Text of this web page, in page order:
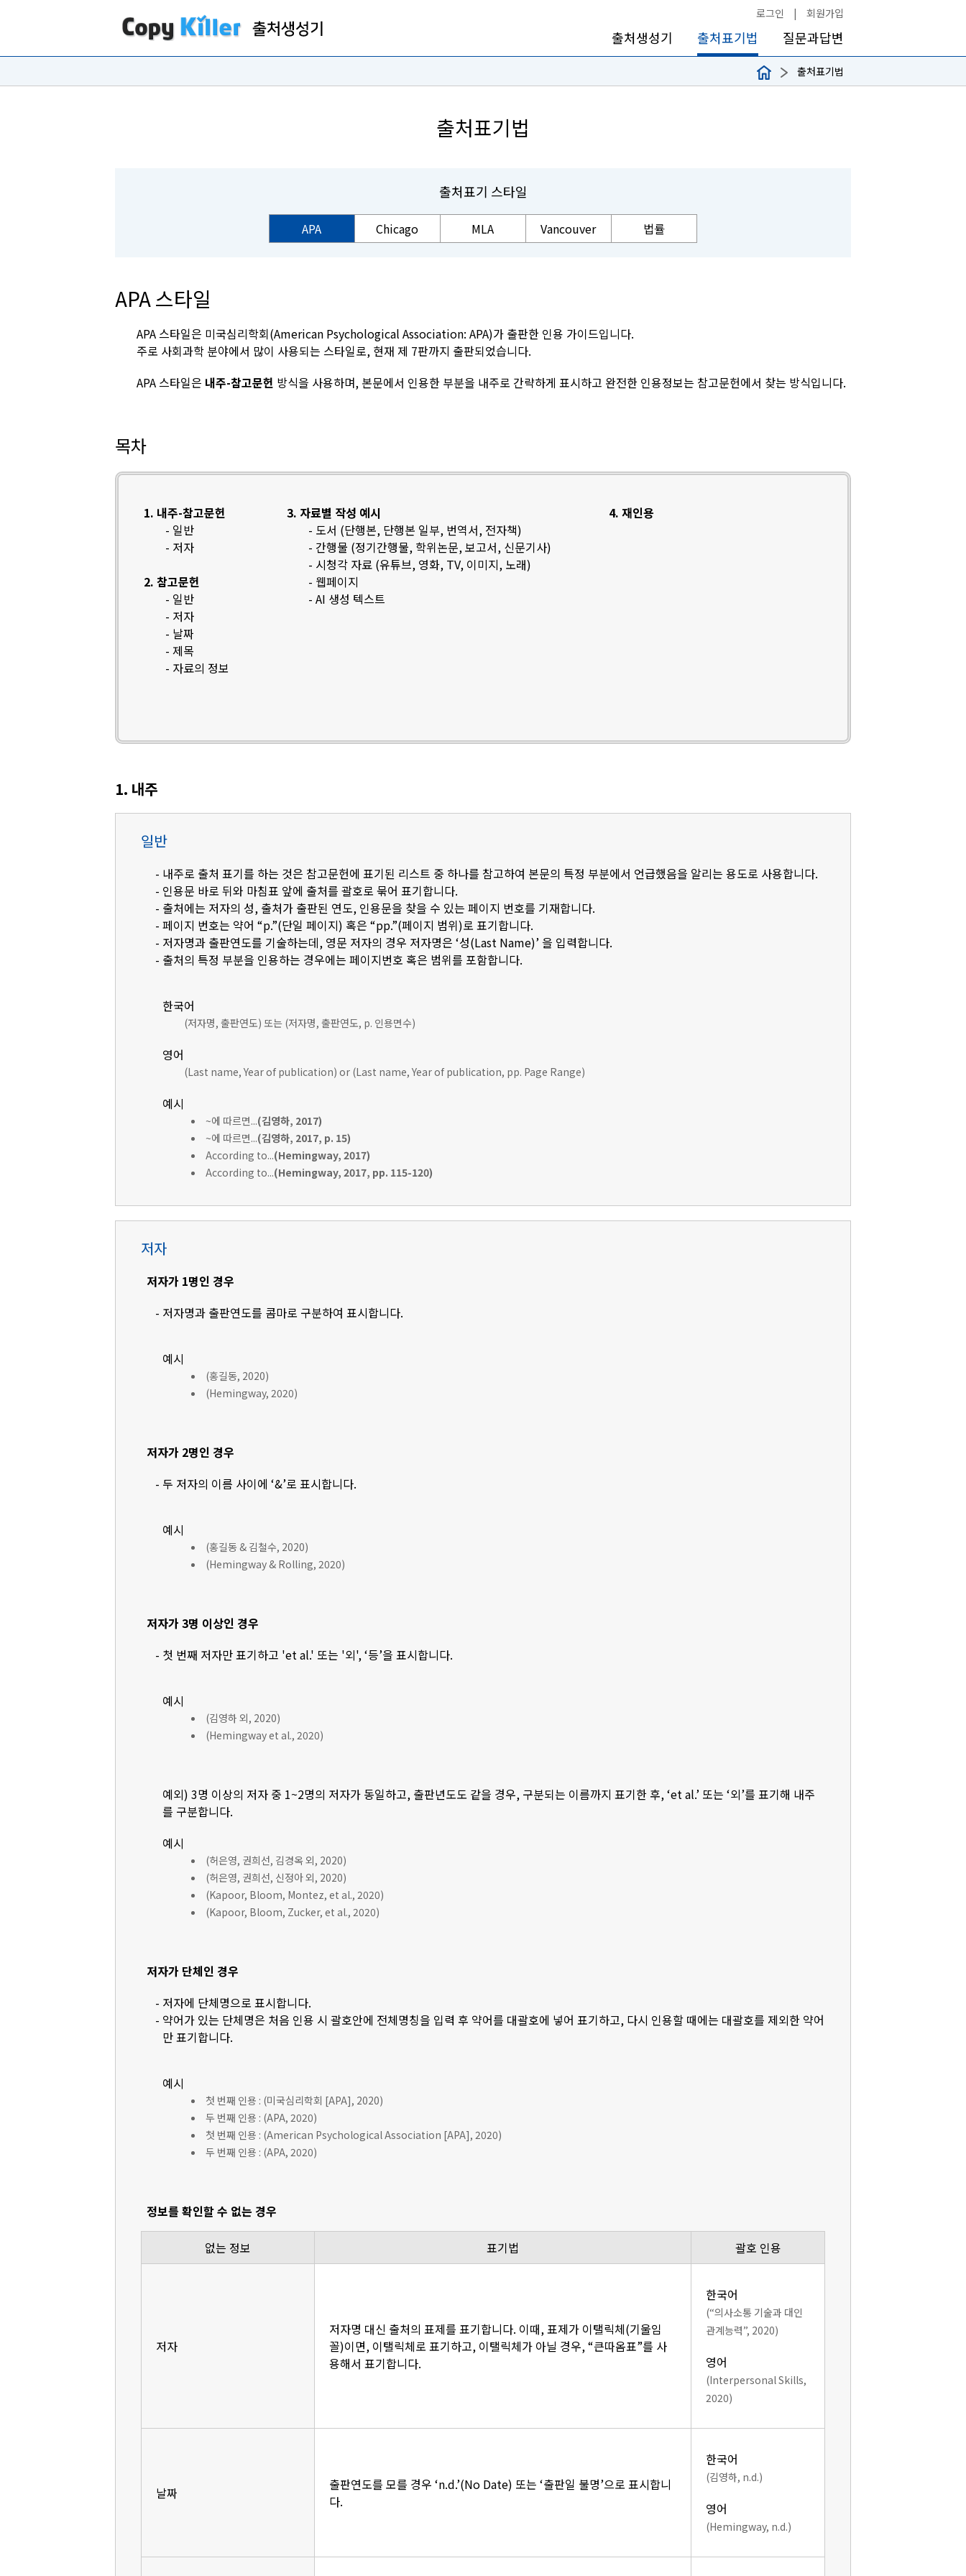
로그인 | 회원가입
출처생성기 출처표기법 질문과답변
출처표기법
출처표기법
출처표기 스타일
APA Chicago MLA Vancouver 법률
APA 스타일
APA 스타일은 미국심리학회(American Psychological Association: APA)가 출판한 인용 가이드입니다.
주로 사회과학 분야에서 많이 사용되는 스타일로, 현재 제 7판까지 출판되었습니다.
APA 스타일은 내주-참고문헌 방식을 사용하며, 본문에서 인용한 부분을 내주로 간략하게 표시하고 완전한 인용정보는 참고문헌에서 찾는 방식입니다.
목차
1. 내주-참고문헌
- 일반
- 저자
2. 참고문헌
- 일반
- 저자
- 날짜
- 제목
- 자료의 정보
3. 자료별 작성 예시
- 도서 (단행본, 단행본 일부, 번역서, 전자책)
- 간행물 (정기간행물, 학위논문, 보고서, 신문기사)
- 시청각 자료 (유튜브, 영화, TV, 이미지, 노래)
- 웹페이지
- AI 생성 텍스트
4. 재인용
1. 내주
일반
- 내주로 출처 표기를 하는 것은 참고문헌에 표기된 리스트 중 하나를 참고하여 본문의 특정 부분에서 언급했음을 알리는 용도로 사용합니다.
- 인용문 바로 뒤와 마침표 앞에 출처를 괄호로 묶어 표기합니다.
- 출처에는 저자의 성, 출처가 출판된 연도, 인용문을 찾을 수 있는 페이지 번호를 기재합니다.
- 페이지 번호는 약어 “p.”(단일 페이지) 혹은 “pp.”(페이지 범위)로 표기합니다.
- 저자명과 출판연도를 기술하는데, 영문 저자의 경우 저자명은 ‘성(Last Name)’ 을 입력합니다.
- 출처의 특정 부분을 인용하는 경우에는 페이지번호 혹은 범위를 포함합니다.
한국어
(저자명, 출판연도) 또는 (저자명, 출판연도, p. 인용면수)
영어
(Last name, Year of publication) or (Last name, Year of publication, pp. Page Range)
예시
~에 따르면...(김영하, 2017)
~에 따르면...(김영하, 2017, p. 15)
According to...(Hemingway, 2017)
According to...(Hemingway, 2017, pp. 115-120)
저자
저자가 1명인 경우
- 저자명과 출판연도를 콤마로 구분하여 표시합니다.
예시
(홍길동, 2020)
(Hemingway, 2020)
저자가 2명인 경우
- 두 저자의 이름 사이에 ‘&’로 표시합니다.
예시
(홍길동 & 김철수, 2020)
(Hemingway & Rolling, 2020)
저자가 3명 이상인 경우
- 첫 번째 저자만 표기하고 'et al.' 또는 '외', ‘등’을 표시합니다.
예시
(김영하 외, 2020)
(Hemingway et al., 2020)
예외) 3명 이상의 저자 중 1~2명의 저자가 동일하고, 출판년도도 같을 경우, 구분되는 이름까지 표기한 후, ‘et al.’ 또는 ‘외’를 표기해 내주
를 구분합니다.
예시
(허은영, 권희선, 김경옥 외, 2020)
(허은영, 권희선, 신정아 외, 2020)
(Kapoor, Bloom, Montez, et al., 2020)
(Kapoor, Bloom, Zucker, et al., 2020)
저자가 단체인 경우
- 저자에 단체명으로 표시합니다.
- 약어가 있는 단체명은 처음 인용 시 괄호안에 전체명칭을 입력 후 약어를 대괄호에 넣어 표기하고, 다시 인용할 때에는 대괄호를 제외한 약어
만 표기합니다.
예시
첫 번째 인용 : (미국심리학회 [APA], 2020)
두 번째 인용 : (APA, 2020)
첫 번째 인용 : (American Psychological Association [APA], 2020)
두 번째 인용 : (APA, 2020)
정보를 확인할 수 없는 경우
없는 정보 표기법 괄호 인용
저자
저자명 대신 출처의 표제를 표기합니다. 이때, 표제가 이탤릭체(기울임
꼴)이면, 이탤릭체로 표기하고, 이탤릭체가 아닐 경우, “큰따옴표”를 사
용해서 표기합니다.
한국어
(“의사소통 기술과 대인
관계능력”, 2020)
영어
(Interpersonal Skills,
2020)
날짜
출판연도를 모를 경우 ‘n.d.’(No Date) 또는 ‘출판일 불명’으로 표시합니
다.
한국어
(김영하, n.d.)
영어
(Hemingway, n.d.)